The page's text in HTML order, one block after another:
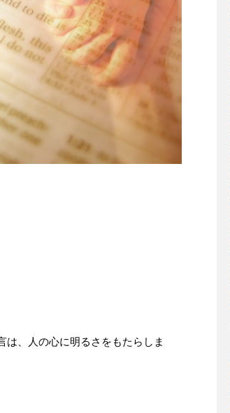
は、人の心に明るさをもたらしま